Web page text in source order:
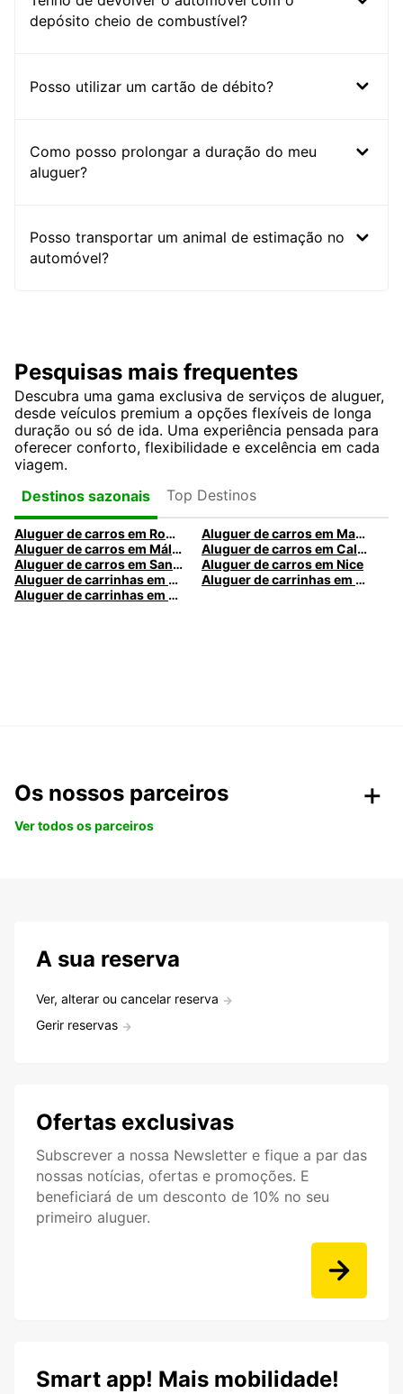
depósito cheio de combustível?
Posso utilizar um cartão de débito?
Como posso prolongar a duração do meu
aluguer?
Posso transportar um animal de estimação no
automóvel?
Pesquisas mais frequentes
Descubra uma gama exclusiva de serviços de aluguer,
desde veículos premium a opções flexíveis de longa
duração ou só de ida. Uma experiência pensada para
oferecer conforto, flexibilidade e excelência em cada
viagem.
Destinos sazonais
Top Destinos
Aluguer de carros em Roma
Aluguer de carros em Madrid
Aluguer de carros em Málaga
Aluguer de carros em Caldas da Rainha
Aluguer de carros em Santa Maria da Feira
Aluguer de carros em Nice
Aluguer de carrinhas em Nice
Aluguer de carrinhas em Santa Maria da Feira
Aluguer de carrinhas em Caldas da Rainha
Os nossos parceiros
Ver todos os parceiros
A sua reserva
Ver, alterar ou cancelar reserva
Gerir reservas
Ofertas exclusivas
Subscrever a nossa Newsletter e fique a par das
nossas notícias, ofertas e promoções. E
beneficiará de um desconto de 10% no seu
primeiro aluguer.
Smart app! Mais mobilidade!